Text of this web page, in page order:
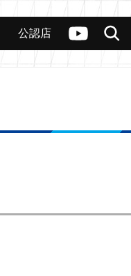
ヴァンガードch
検索
公認店舗 その他
公認店